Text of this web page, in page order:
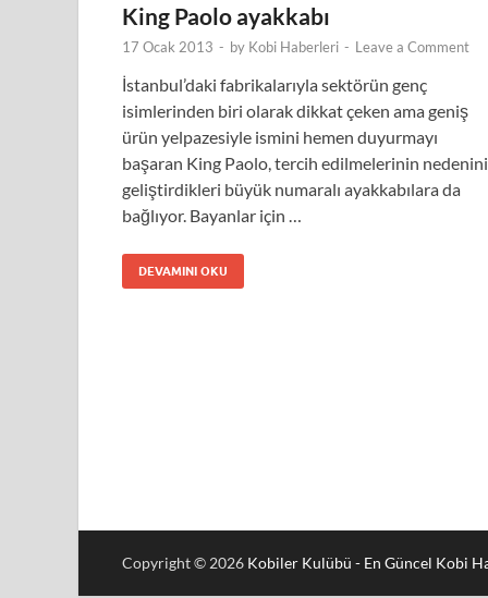
King Paolo ayakkabı
17 Ocak 2013 - by Kobi Haberleri - Leave a Comment
İstanbul’daki fabrikalarıyla sektörün genç
isimlerinden biri olarak dikkat çeken ama geniş
ürün yelpazesiyle ismini hemen duyurmayı
başaran King Paolo, tercih edilmelerinin nedenini
geliştirdikleri büyük numaralı ayakkabılara da
bağlıyor. Bayanlar için …
DEVAMINI OKU
Copyright © 2026 Kobiler Kulübü - En Güncel Kobi